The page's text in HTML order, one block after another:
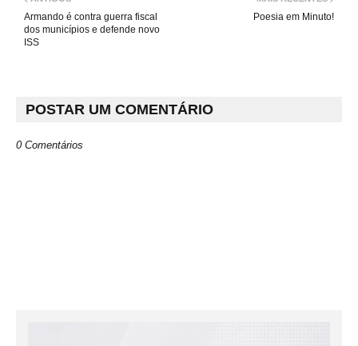
Poesia em Minuto!
Armando é contra guerra fiscal
dos municípios e defende novo
ISS
POSTAR UM COMENTÁRIO
0 Comentários